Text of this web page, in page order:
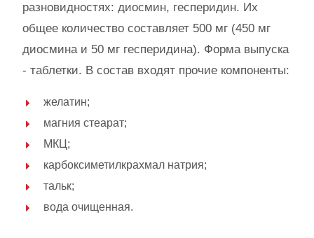
разновидностях: диосмин, гесперидин. Их
общее количество составляет 500 мг (450 мг
диосмина и 50 мг гесперидина). Форма выпуска
- таблетки. В состав входят прочие компоненты:
желатин;
магния стеарат;
МКЦ;
карбоксиметилкрахмал натрия;
тальк;
вода очищенная.